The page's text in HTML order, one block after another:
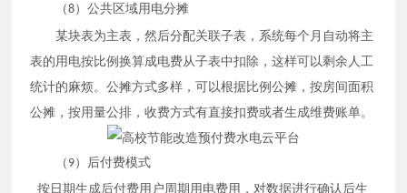
（8）公共区域用电分摊
某块表为主表，然后分配关联子表，系统每个月自动将主
表的用电按比例换算成电费从子表中扣除，这样可以剩余人工
统计的麻烦。公摊方式多样，可以根据比例公摊，按房间面积
公摊，按用量公排，收费方式有直接扣费或者生成维费账单。
（ 9）后付费模式
按日期生成后付费用户周期用电费用，对数据进行确认后生